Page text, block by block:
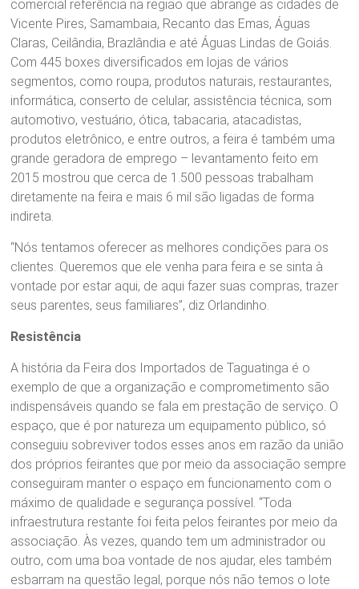
comercial referência na região que abrange as cidades de
Vicente Pires, Samambaia, Recanto das Emas, Águas
Claras, Ceilândia, Brazlândia e até Águas Lindas de Goiás.
Com 445 boxes diversificados em lojas de vários
segmentos, como roupa, produtos naturais, restaurantes,
informática, conserto de celular, assistência técnica, som
automotivo, vestuário, ótica, tabacaria, atacadistas,
produtos eletrônico, e entre outros, a feira é também uma
grande geradora de emprego – levantamento feito em
2015 mostrou que cerca de 1.500 pessoas trabalham
diretamente na feira e mais 6 mil são ligadas de forma
indireta.
“Nós tentamos oferecer as melhores condições para os
clientes. Queremos que ele venha para feira e se sinta à
vontade por estar aqui, de aqui fazer suas compras, trazer
seus parentes, seus familiares”, diz Orlandinho.
Resistência
A história da Feira dos Importados de Taguatinga é o
exemplo de que a organização e comprometimento são
indispensáveis quando se fala em prestação de serviço. O
espaço, que é por natureza um equipamento público, só
conseguiu sobreviver todos esses anos em razão da união
dos próprios feirantes que por meio da associação sempre
conseguiram manter o espaço em funcionamento com o
máximo de qualidade e segurança possível. “Toda
infraestrutura restante foi feita pelos feirantes por meio da
associação. Às vezes, quando tem um administrador ou
outro, com uma boa vontade de nos ajudar, eles também
esbarram na questão legal, porque nós não temos o lote